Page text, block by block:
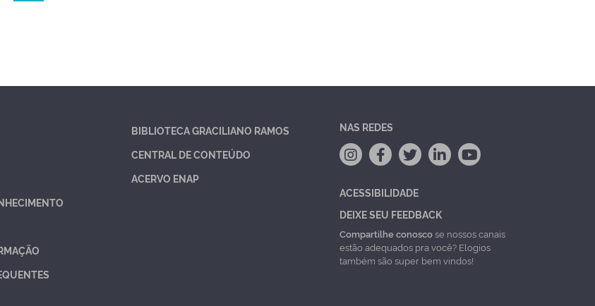
BIBLIOTECA GRACILIANO RAMOS
CENTRAL DE CONTEÚDO
ACERVO ENAP
NAS REDES
ACESSIBILIDADE
DEIXE SEU FEEDBACK
Compartilhe conoscose nossos canais
estão adequados pra você? Elogios
também são super bem vindos!